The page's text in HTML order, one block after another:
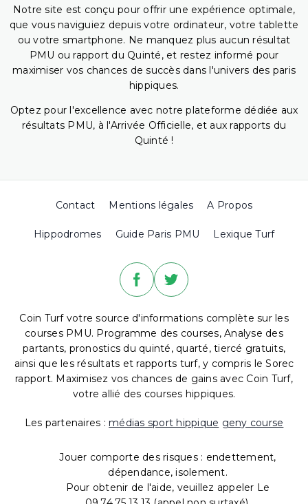
Notre site est conçu pour offrir une expérience optimale,
que vous naviguiez depuis votre ordinateur, votre tablette
ou votre smartphone. Ne manquez plus aucun résultat
PMU ou rapport du Quinté, et restez informé pour
maximiser vos chances de succès dans l'univers des paris
hippiques.
Optez pour l'excellence avec notre plateforme dédiée aux
résultats PMU, à l'Arrivée Officielle, et aux rapports du
Quinté !
Contact Mentions légales A Propos
Hippodromes Guide Paris PMU Lexique Turf
Coin Turf votre source d'informations complète sur les
courses PMU. Programme des courses, Analyse des
partants, pronostics du quinté, quarté, tiercé gratuits,
ainsi que les résultats et rapports turf, y compris le Sorec
rapport. Maximisez vos chances de gains avec Coin Turf,
votre allié des courses hippiques.
Les partenaires : médias sport hippique geny course
Jouer comporte des risques : endettement,
dépendance, isolement.
Pour obtenir de l'aide, veuillez appeler Le